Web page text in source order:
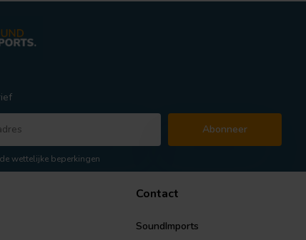
Abonneer
wettelijke beperkingen
Contact
SoundImports